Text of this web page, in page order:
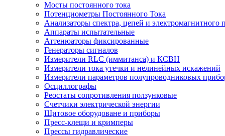
Мосты постоянного тока
Потенциометры Постоянного Тока
Анализаторы спектра, цепей и электромагнитного
Аппараты испытательные
Аттенюаторы фиксированные
Генераторы сигналов
Измерители RLC (иммитанса) и КСВН
Измерители тока утечки и нелинейных искажений
Измерители параметров полупроводниковых
Осциллографы
Реостаты сопротивления ползунковые
Счетчики электрической энергии
Щитовое оборудоване и приборы
Пресс-клещи и кримперы
Прессы гидравлические